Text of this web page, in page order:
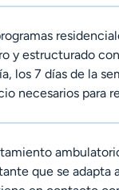
y estructurado
los 7 días de la
necesarios para
que se adapta